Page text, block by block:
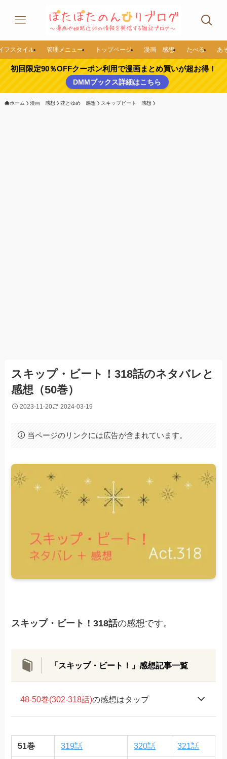
フスタイル 管理メニュー トップページ 漫画 感想 たべる あ
初回限定90％OFFクーポン利用で漫画まとめ買いが超お得！
DMMブックス詳細はこちら
ホーム 漫画 感想 花とゆめ 感想 スキップビート 感想
スキップ・ビート！318話のネタバレと
感想（50巻）
2023-11-20 2024-03-19
当ページのリンクには広告が含まれています。
スキップ・ビート！318話の感想です。
「スキップ・ビート！」感想記事一覧
48-50巻(302-318話)の感想はタップ
51巻 319話 320話 321話